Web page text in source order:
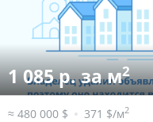
1 085 р. за м2
≈ 480 000 $ 371 $/м2